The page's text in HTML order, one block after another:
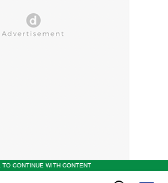
CONTINUE WITH CONTENT